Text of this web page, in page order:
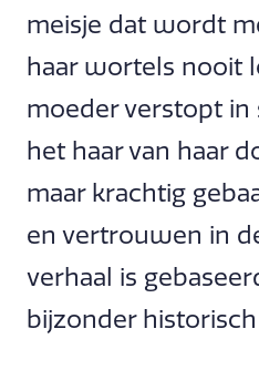
meisje dat wordt
haar wortels nooit
moeder verstopt in
het haar van haar
maar krachtig
en vertrouwen in
verhaal is
bijzonder